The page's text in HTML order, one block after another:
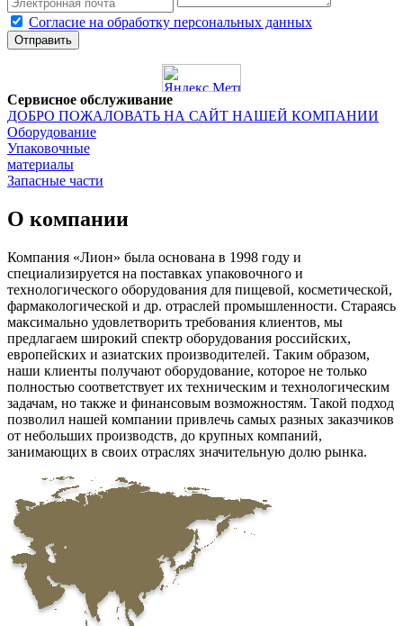
Согласие на обработку персональных данных
Отправить
Сервисное обслуживание
ДОБРО ПОЖАЛОВАТЬ НА САЙТ НАШЕЙ КОМПАНИИ
Оборудование
Упаковочные
материалы
Запасные части
О компании
Компания «Лион» была основана в 1998 году и
специализируется на поставках упаковочного и
технологического оборудования для пищевой, косметической,
фармакологической и др. отраслей промышленности. Стараясь
максимально удовлетворить требования клиентов, мы
предлагаем широкий спектр оборудования российских,
европейских и азиатских производителей. Таким образом,
наши клиенты получают оборудование, которое не только
полностью соответствует их техническим и технологическим
задачам, но также и финансовым возможностям. Такой подход
позволил нашей компании привлечь самых разных заказчиков
от небольших производств, до крупных компаний,
занимающих в своих отраслях значительную долю рынка.